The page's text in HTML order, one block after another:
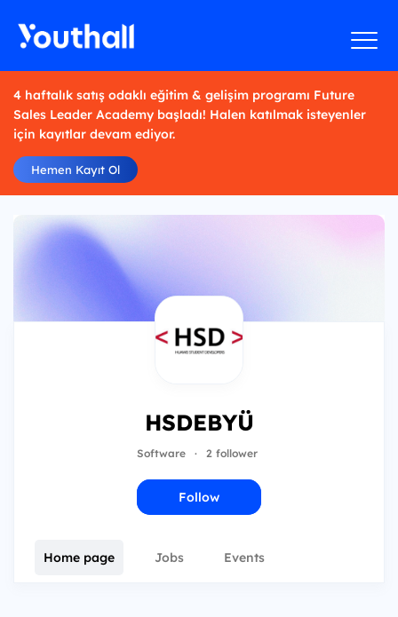
4 haftalık satış odaklı eğitim & gelişim programı Future
Sales Leader Academy başladı! Halen katılmak isteyenler
için kayıtlar devam ediyor.
Hemen Kayıt Ol
HSDEBYÜ
Software · 2 follower
Follow
Home page Jobs Events